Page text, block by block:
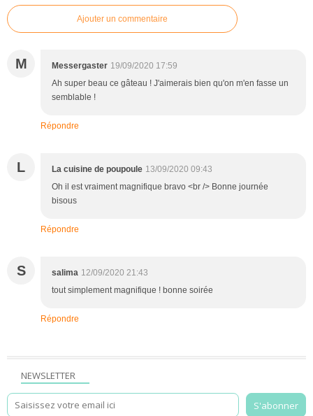
Ajouter un commentaire
M Messergaster 19/09/2020 17:59
Ah super beau ce gâteau ! J'aimerais bien qu'on m'en fasse un
semblable !
Répondre
L La cuisine de poupoule 13/09/2020 09:43
Oh il est vraiment magnifique bravo <br /> Bonne journée
bisous
Répondre
S salima 12/09/2020 21:43
tout simplement magnifique ! bonne soirée
Répondre
NEWSLETTER